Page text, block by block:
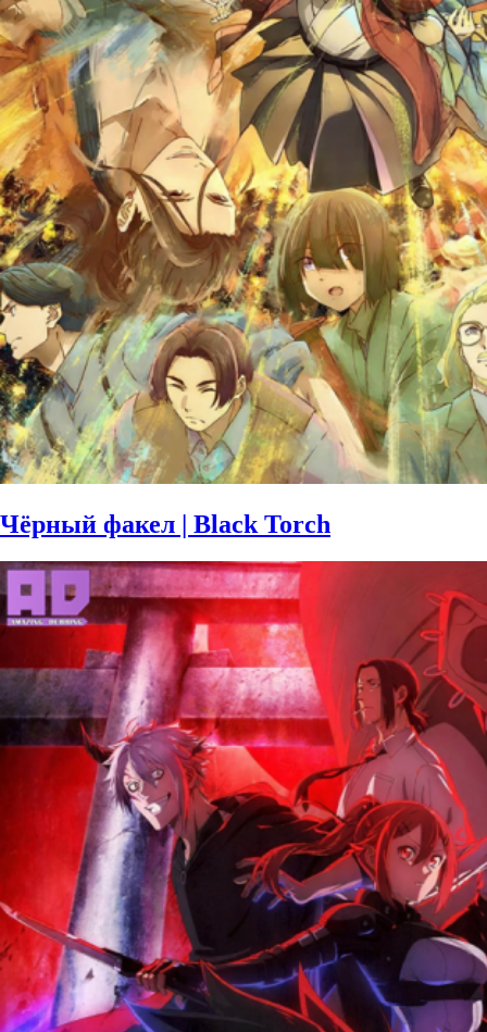
Чёрный факел | Black Torch